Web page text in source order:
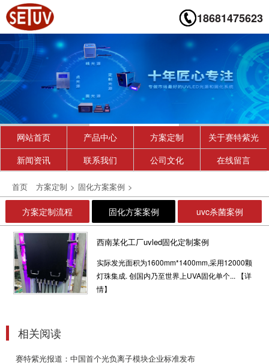
18681475623
网站首页 产品中心 方案定制
关于赛特紫光
新闻资讯
联系我们 公司文化 在线留言
首页 方案定制 > 固化方案案例 >
方案定制流程 固化方案案例 uvc杀菌案例
西南某化工厂uvled固化定制案例
实际发光面积为1600mm*1400mm,采用12000颗
灯珠集成. 创国内乃至世界上UVA固化单个... 【详
情】
相关阅读
赛特紫光报道：中国首个光负离子模块企业标准发布
优质6寸晶圆UVLED解胶机(200200)产品
产生紫外光的半导体发光器件，...
400mm宽双链条uvled固化机
产品说明：400mm固化机 技术参数及特点产品
型号Setuv-G400-40050产品尺寸15...
520mm胶印用水冷分体uvled面光源
60mm*40mm风冷式uvled面光源